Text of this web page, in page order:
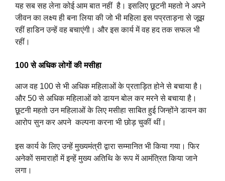
यह सब सह लेना कोई आम बात नहीं है। इसलिए छूटनी महतो ने अपने
जीवन का लक्ष्य ही बना लिया की जो भी महिला इस पप्रताड़ना से जूझ
रहीं हाडिन उन्हें वह बचाएंगी। और इस कार्य में वह हद तक सफल भी
रहीं।
100 से अधिक लोगों की मसीहा
आज वह 100 से भी अधिक महिलाओं के प्रताड़ित होने से बचाया है।
और 50 से अधिक महिलाओं को डायन बोल कर मरने से बचाया है।
छूटनी महतो उन महिलाओं के लिए मसीहा साबित हुई जिन्होंने डायन का
आरोप सुन कर अपने कल्पना करना भी छोड़ चुकीं थीं।
इस कार्य के लिए उन्हें मुख्यमंत्री द्वारा सम्मानित भी किया गया। फिर
अनेकों समाराहों में इन्हें मुख्य अतिथि के रूप में आमंत्रित किया जाने
लगा।